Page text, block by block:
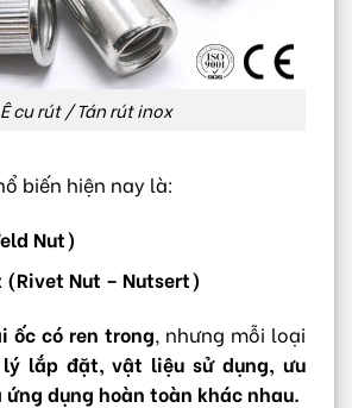
Ê cu rút / Tán rút inox
biến hiện nay là:
Nut)
(Rivet Nut – Nutsert)
ốc có ren trong, nhưng mỗi loại
lý lắp đặt, vật liệu sử dụng, ưu
dụng hoàn toàn khác nhau.